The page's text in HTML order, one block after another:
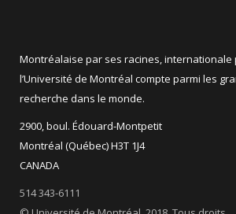
Montréalaise par ses racines, internationale
l’Université de Montréal compte parmi les
recherche dans le monde.
2900, boul. Édouard-Montpetit
Montréal (Québec) H3T 1J4
CANADA
514 343-6111